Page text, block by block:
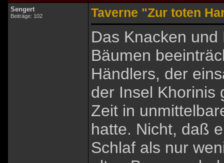
Sengert
Beiträge: 102 Taverne "Zur toten
Das Knacken
Bäumen
Händlers, der
der Insel Khorinis
Zeit in
hatte. Nicht, daß
Schlaf als nur